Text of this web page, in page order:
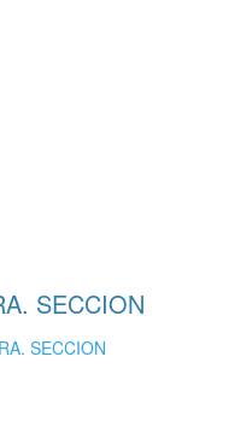
SECCION
SECCION